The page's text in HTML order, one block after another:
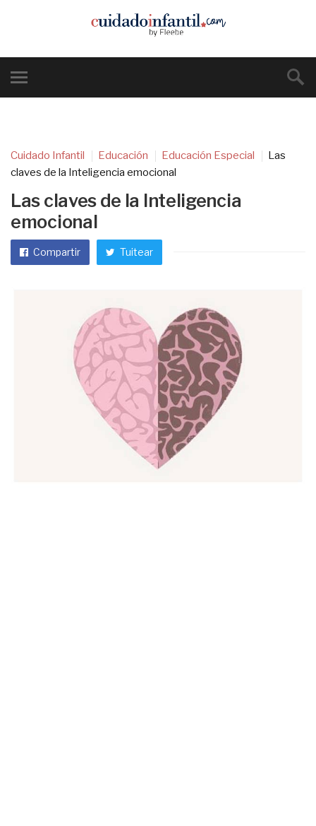
Cuidado Infantil Educación Educación Especial
Las
claves de la Inteligencia emocional
Las claves de la Inteligencia
emocional
Compartir Tuitear